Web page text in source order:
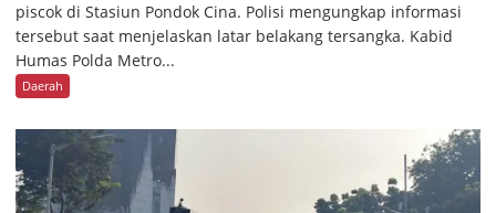
piscok di Stasiun Pondok Cina. Polisi mengungkap informasi
tersebut saat menjelaskan latar belakang tersangka. Kabid
Humas Polda Metro...
Daerah